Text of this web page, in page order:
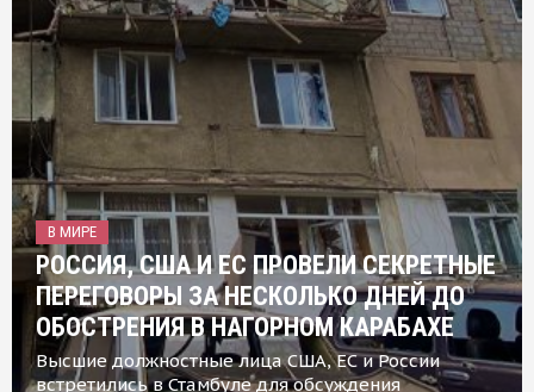
В МИРЕ
РОССИЯ, США И ЕС ПРОВЕЛИ СЕКРЕТНЫЕ
ПЕРЕГОВОРЫ ЗА НЕСКОЛЬКО ДНЕЙ ДО
ОБОСТРЕНИЯ В НАГОРНОМ КАРАБАХЕ
Высшие должностные лица США, ЕС и России
встретились в Стамбуле для обсуждения